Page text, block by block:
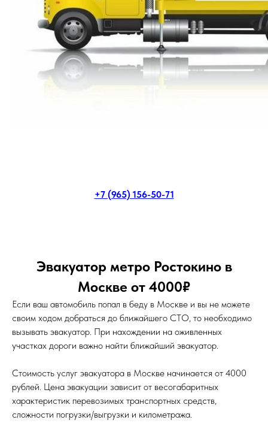
+7 (965) 156-50-71
Эвакуатор метро Ростокино в
Москве от 4000₽
Если ваш автомобиль попал в беду в Москве и вы не можете
своим ходом добраться до ближайшего СТО, то необходимо
вызывать эвакуатор. При нахождении на оживленных
участках дороги важно найти ближайший эвакуатор.
Стоимость услуг эвакуатора в Москве начинается от 4000
рублей. Цена эвакуации зависит от весогабаритных
характеристик перевозимых транспортных средств,
сложности погрузки/выгрузки и километража.